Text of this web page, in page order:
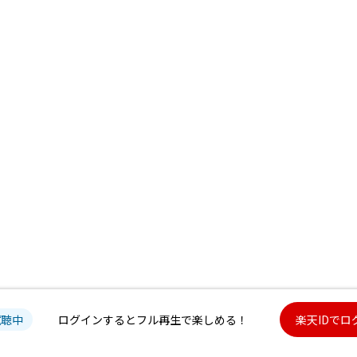
中 ログインするとフル再生で楽しめる！ 楽天IDでロ